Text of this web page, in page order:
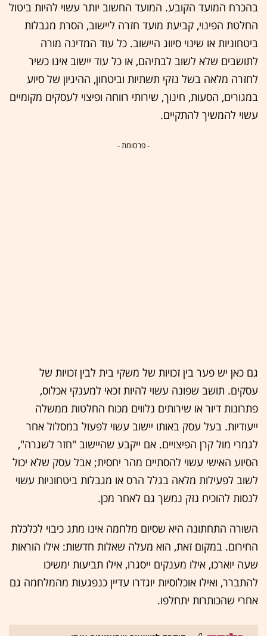
בהכרח המועד הקובע. המועד החשוב יותר עשוי להיות ביטול
החלטת הפינוי, קביעת מועד חזרה ליישוב, הסרת מגבלות
ביטחוניות או שינוי סיווג היישוב. כל עוד המדינה מורה
לתושבים שלא לשוב לבתיהם, או כל עוד יישוב אינו כשיר
לחזרה מלאה בשל נזקי תשתיות וביטחון, ההיגיון של סיוע
במגורים, הסעות, חינוך, שירותי רווחה ופיצוי לעסקים מקומיים
עשוי להמשיך להתקיים.
- פרסומת -
גם כאן יש פער בין זכויות של משקי בית לבין זכויות של
עסקים. תושב שפונה עשוי להיות זכאי למענקי אכלוס,
פתרונות דיור או שירותים נלווים מכוח החלטות ממשלה
ייעודיות. בעל עסק באותו יישוב עשוי לפעול במסלול אחר
לגמרי מול קרן הפיצויים. אם ייקבע שהיישוב "חזר לשגרה",
הסיוע האישי עשוי להסתיים מהר יחסית; אבל עסק שלא יכול
לשוב לפעילות מלאה בגלל הרס או מגבלות ביטחוניות עשוי
לנסות להוכיח נזק נמשך גם לאחר מכן.
השורה התחתונה היא שסיום מלחמה אינו מתג כיבוי לכלכלת
החירום. במקום זאת, הוא מעלה שאלות חדשות: אילו הוראות
שעה יוארכו, אילו מענקים ייסגרו, אילו תביעות ימשיכו
להתברר, ואילו אוכלוסיות יוגדרו עדיין כנפגעות מהמלחמה גם
אחרי שהכותרות יתחלפו.